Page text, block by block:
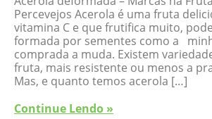
Percevejos Acerola é uma fruta
vitamina C e que frutifica muito,
formada por sementes como a
comprada a muda. Existem
fruta, mais resistente ou menos a
Mas, e quanto temos acerola […]
Continue Lendo »